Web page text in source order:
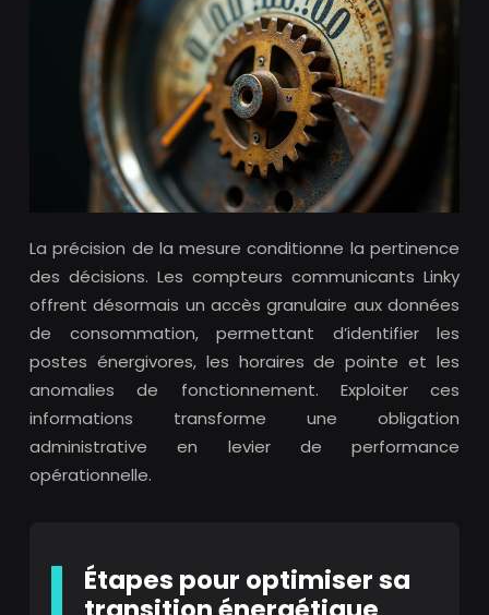
La précision de la mesure conditionne la pertinence
des décisions. Les compteurs communicants Linky
offrent désormais un accès granulaire aux données
de consommation, permettant d’identifier les
postes énergivores, les horaires de pointe et les
anomalies de fonctionnement. Exploiter ces
informations transforme une obligation
administrative en levier de performance
opérationnelle.
Étapes pour optimiser sa